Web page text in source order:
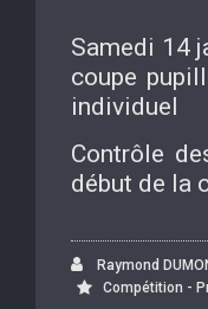
Samedi 14
coupe
individuel
Contrôle
début de la
Raymond
Compétition -